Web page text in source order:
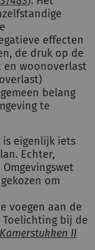
effecten
de druk op de
en woonoverlast
belang
te
is eigenlijk iets
Echter,
om
voegen aan de
Toelichting bij de
Kamerstukken II